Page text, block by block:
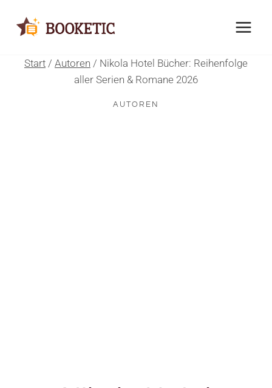
Inhalt
Start / Autoren / Nikola Hotel Bücher: Reihenfolge
aller Serien & Romane 2026
AUTOREN